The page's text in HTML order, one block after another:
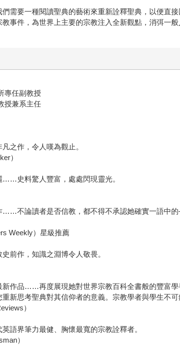
需要一種閱讀聖典的藝術來重新詮釋聖典，以便直
事件，為世界上主要的宗教注入全新觀點，消弭一
專任副教授
授兼系主任
之作，令人嘆為觀止。
）
史料驚人豐富，處處閃現靈光。
……不論讀者是否信教，都不得不承認她確實一語
Weekly）星級推薦
前作，知識之淵博令人敬畏。
新作品……再度展現她對世界宗教百科全書般的豐
新思考聖典對其信仰者的意義。宗教學者與學生不可
）
語界筆力最健、胸懷最寬的宗教詮釋者。
）